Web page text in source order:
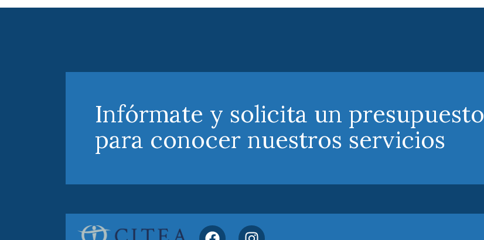
Infórmate y solicita un presupuesto
para conocer nuestros servicios